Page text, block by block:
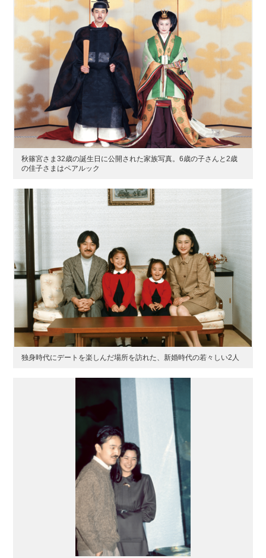
秋篠宮さま32歳の誕生日に公開された家族写真。6歳の子さんと2歳
の佳子さまはペアルック
独身時代にデートを楽しんだ場所を訪れた、新婚時代の若々しい2人